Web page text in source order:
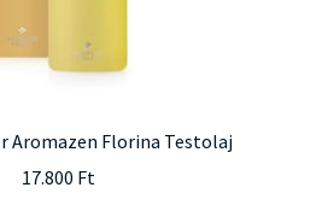
Aromazen Florina Testolaj
17.800 Ft